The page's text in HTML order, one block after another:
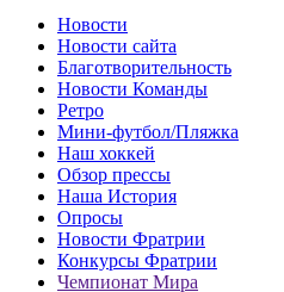
Новости
Новости сайта
Благотворительность
Новости Команды
Ретро
Мини-футбол/Пляжка
Наш хоккей
Обзор прессы
Наша История
Опросы
Новости Фратрии
Конкурсы Фратрии
Чемпионат Мира